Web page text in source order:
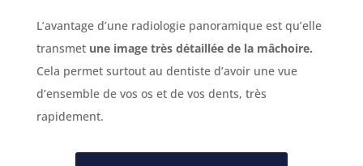
L’avantage d’une radiologie panoramique est qu’elle
transmet une image très détaillée de la mâchoire.
Cela permet surtout au dentiste d’avoir une vue
d’ensemble de vos os et de vos dents, très
rapidement.